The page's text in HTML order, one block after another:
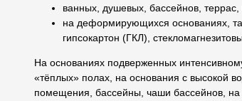
ванных, душевых, бассейнов, террас,
на деформирующихся основаниях,
гипсокартон (ГКЛ),
На основаниях подверженных
«тёплых» полах, на основания с высокой
помещения, бассейны, чаши бассейнов, на